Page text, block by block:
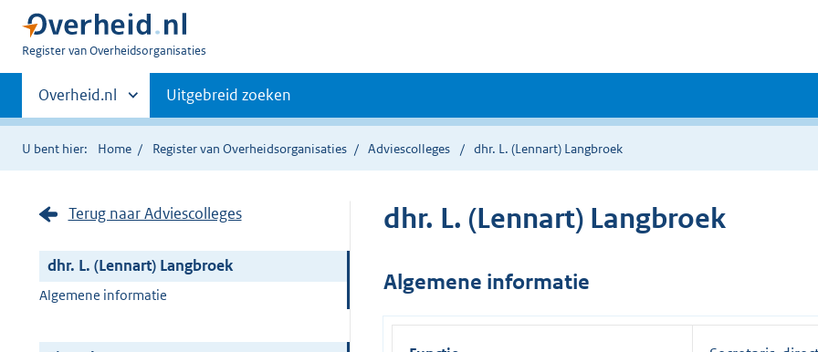
U
Register van Overheidsorganisaties
Primaire
navigatie
Andere
sites
binnen
Overheid.nl Uitgebreid zoeken
U bent hier: Home Register van Overheidsorganisaties Adviescolleges dhr. L. (Lennart) Langbroek
Terug naar Adviescolleges
dhr. L. (Lennart) Langbroek
Algemene informatie
dhr. L. (Lennart) Langbroek
Algemene informatie